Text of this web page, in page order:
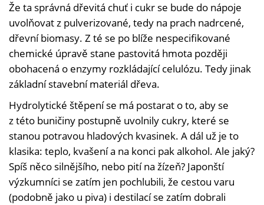
Že ta správná dřevitá chuť i cukr se bude do nápoje
uvolňovat z pulverizované, tedy na prach nadrcené,
dřevní biomasy. Z té se po blíže nespecifikované
chemické úpravě stane pastovitá hmota později
obohacená o enzymy rozkládající celulózu. Tedy jinak
základní stavební materiál dřeva.
Hydrolytické štěpení se má postarat o to, aby se
z této buničiny postupně uvolnily cukry, které se
stanou potravou hladových kvasinek. A dál už je to
klasika: teplo, kvašení a na konci pak alkohol. Ale jaký?
Spíš něco silnějšího, nebo pití na žízeň? Japonští
výzkumníci se zatím jen pochlubili, že cestou varu
(podobně jako u piva) i destilací se zatím dobrali